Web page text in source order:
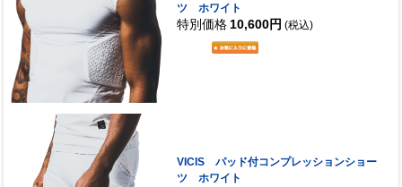
ツ ホワイト
特別価格 10,600円 (税込)
VICIS パッド付コンプレッションショー
ツ ホワイト